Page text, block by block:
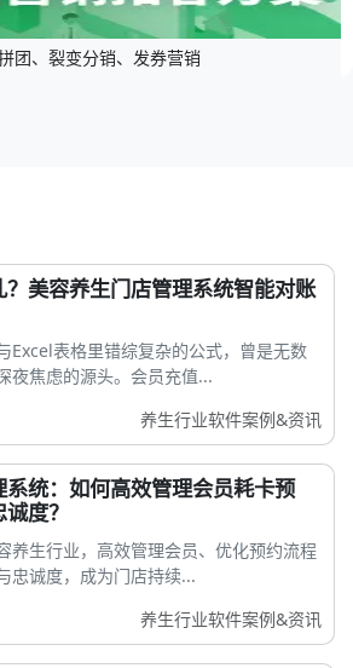
团、裂变分销、发券营销
美容养生门店管理系统智能对账
Excel表格里错综复杂的公式，曾是无数
夜焦虑的源头。会员充值...
养生行业软件案例&资讯
统：如何高效管理会员耗卡预
度？
养生行业，高效管理会员、优化预约流程
忠诚度，成为门店持续...
养生行业软件案例&资讯